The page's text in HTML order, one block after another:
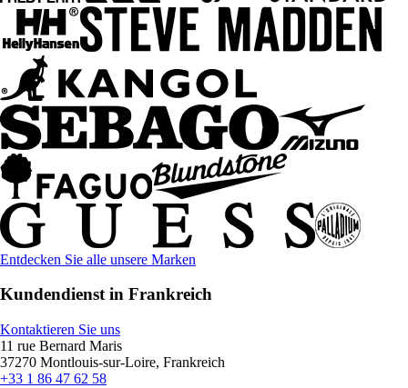
Entdecken Sie alle unsere Marken
Kundendienst in Frankreich
Kontaktieren Sie uns
11 rue Bernard Maris
37270 Montlouis-sur-Loire, Frankreich
+33 1 86 47 62 58